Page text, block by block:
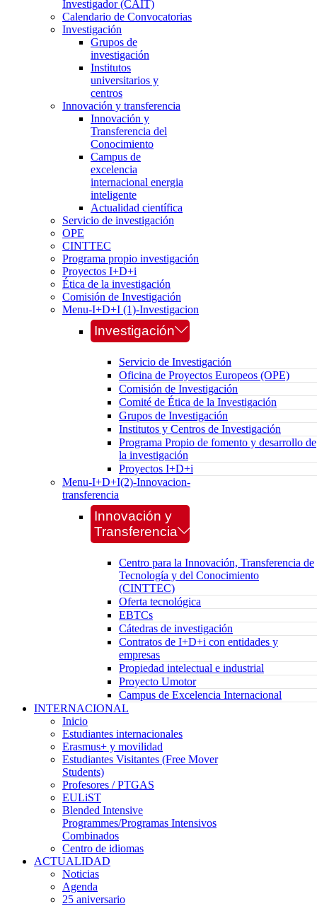
Investigador (CAIT)
Calendario de Convocatorias
Investigación
Grupos de
investigación
Institutos
universitarios y
centros
Innovación y transferencia
Innovación y
Transferencia del
Conocimiento
Campus de
excelencia
internacional energia
inteligente
Actualidad científica
Servicio de investigación
OPE
CINTTEC
Programa propio investigación
Proyectos I+D+i
Ética de la investigación
Comisión de Investigación
Menu-I+D+I (1)-Investigacion
Investigación
Servicio de Investigación
Oficina de Proyectos Europeos (OPE)
Comisión de Investigación
Comité de Ética de la Investigación
Grupos de Investigación
Institutos y Centros de Investigación
Programa Propio de fomento y desarrollo de
la investigación
Proyectos I+D+i
Menu-I+D+I(2)-Innovacion-
transferencia
Innovación y
Transferencia
Centro para la Innovación, Transferencia de
Tecnología y del Conocimiento
(CINTTEC)
Oferta tecnológica
EBTCs
Cátedras de investigación
Contratos de I+D+i con entidades y
empresas
Propiedad intelectual e industrial
Proyecto Umotor
Campus de Excelencia Internacional
INTERNACIONAL
Inicio
Estudiantes internacionales
Erasmus+ y movilidad
Estudiantes Visitantes (Free Mover
Students)
Profesores / PTGAS
EULiST
Blended Intensive
Programmes/Programas Intensivos
Combinados
Centro de idiomas
ACTUALIDAD
Noticias
Agenda
25 aniversario